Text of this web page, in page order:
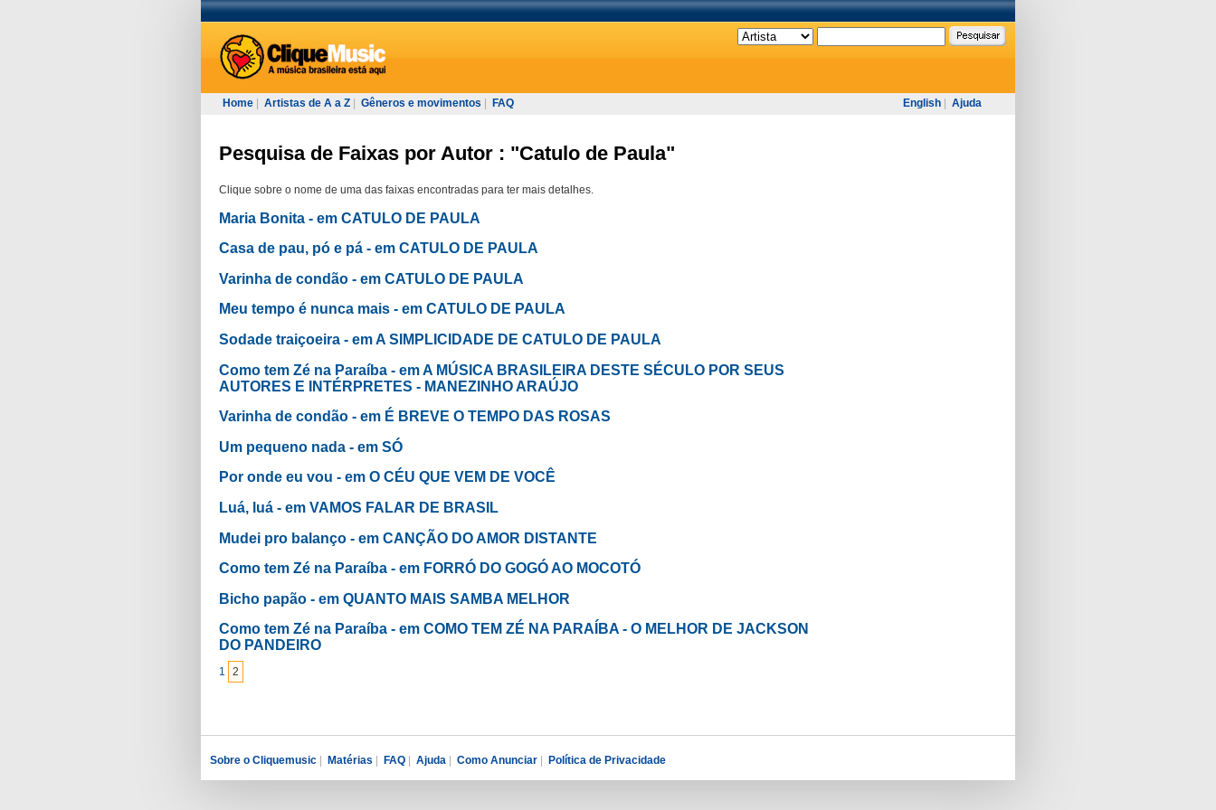
Home Artistas de A a Z Gêneros e movimentos FAQ English Ajuda
Pesquisa de Faixas por Autor : "Catulo de Paula"
Clique sobre o nome de uma das faixas encontradas para ter mais detalhes.
Maria Bonita - em CATULO DE PAULA
Casa de pau, pó e pá - em CATULO DE PAULA
Varinha de condão - em CATULO DE PAULA
Meu tempo é nunca mais - em CATULO DE PAULA
Sodade traiçoeira - em A SIMPLICIDADE DE CATULO DE PAULA
Como tem Zé na Paraíba - em A MÚSICA BRASILEIRA DESTE SÉCULO POR SEUS
AUTORES E INTÉRPRETES - MANEZINHO ARAÚJO
Varinha de condão - em É BREVE O TEMPO DAS ROSAS
Um pequeno nada - em SÓ
Por onde eu vou - em O CÉU QUE VEM DE VOCÊ
Luá, luá - em VAMOS FALAR DE BRASIL
Mudei pro balanço - em CANÇÃO DO AMOR DISTANTE
Como tem Zé na Paraíba - em FORRÓ DO GOGÓ AO MOCOTÓ
Bicho papão - em QUANTO MAIS SAMBA MELHOR
Como tem Zé na Paraíba - em COMO TEM ZÉ NA PARAÍBA - O MELHOR DE JACKSON
DO PANDEIRO
1 2
Sobre o Cliquemusic Matérias FAQ Ajuda Como Anunciar Política de Privacidade